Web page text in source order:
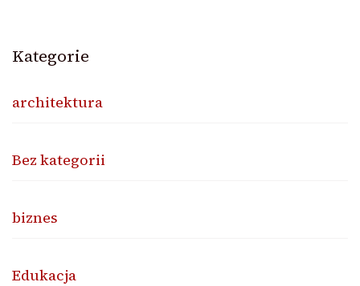
Kategorie
architektura
Bez kategorii
biznes
Edukacja